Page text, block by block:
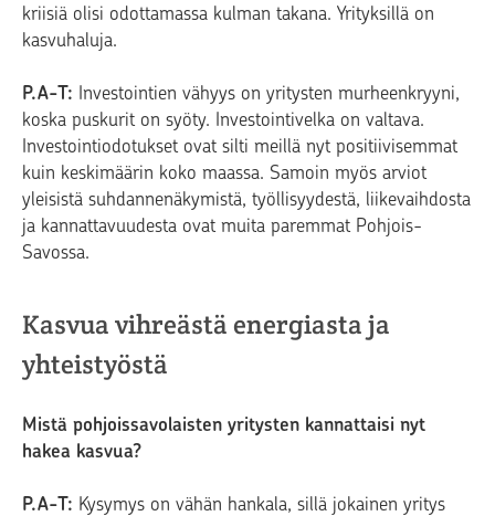
kriisiä olisi odottamassa kulman takana. Yrityksillä on
kasvuhaluja.
P.A-T: Investointien vähyys on yritysten murheenkryyni,
koska puskurit on syöty. Investointivelka on valtava.
Investointiodotukset ovat silti meillä nyt positiivisemmat
kuin keskimäärin koko maassa. Samoin myös arviot
yleisistä suhdannenäkymistä, työllisyydestä, liikevaihdosta
ja kannattavuudesta ovat muita paremmat Pohjois-
Savossa.
Kasvua vihreästä energiasta ja
yhteistyöstä
Mistä pohjoissavolaisten yritysten kannattaisi nyt
hakea kasvua?
P.A-T: Kysymys on vähän hankala, sillä jokainen yritys